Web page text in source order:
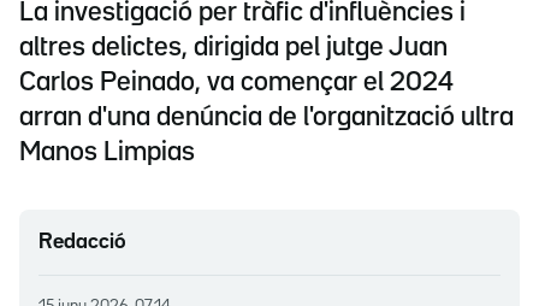
La investigació per tràfic d'influències i
altres delictes, dirigida pel jutge Juan
Carlos Peinado, va començar el 2024
arran d'una denúncia de l'organització ultra
Manos Limpias
Redacció